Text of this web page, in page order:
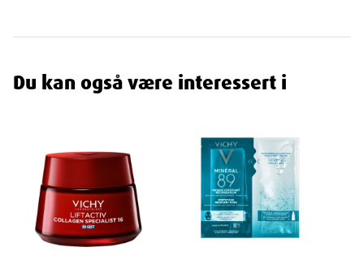
AQUA / WATER / EAU • ALUMINUM CHLOROHYDRATE • DIMETHICONE •
C12-20 ALKYL GLUCOSIDE • PENTYLENE GLYCOL (F.I.L. N70040078/1).
Du kan også være interessert i